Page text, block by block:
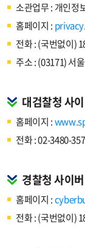
소관업무 : 개인정
홈페이지 :
전화 : (국번없이)
주소 : (03171) 서
대검찰청 사
홈페이지 :
전화 : 02-3480-
경찰청 사이
홈페이지 :
전화 : (국번없이)